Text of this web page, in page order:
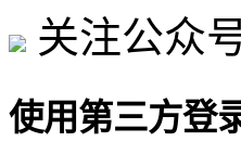
关注公众
使用第三方登